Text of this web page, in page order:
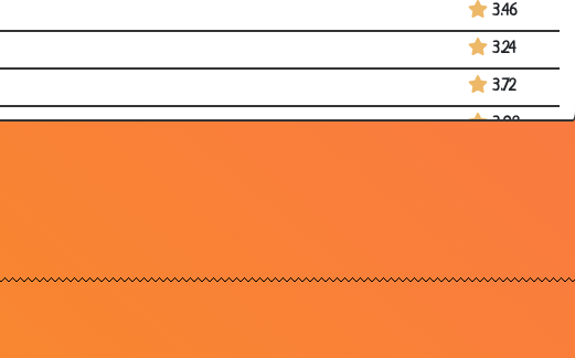
3.46
3.24
3.72
3.02
3.17